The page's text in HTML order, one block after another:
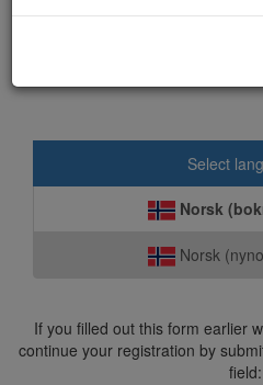
Vestre
Select
Norsk
Norsk
If you filled out this form earlier
continue your registration by
field: